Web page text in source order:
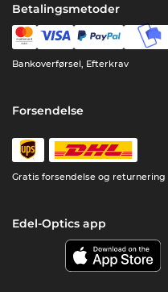
Betalingsmetoder
Bankoverførsel, Efterkrav
Forsendelse
Gratis forsendelse og returnering
Edel-Optics app